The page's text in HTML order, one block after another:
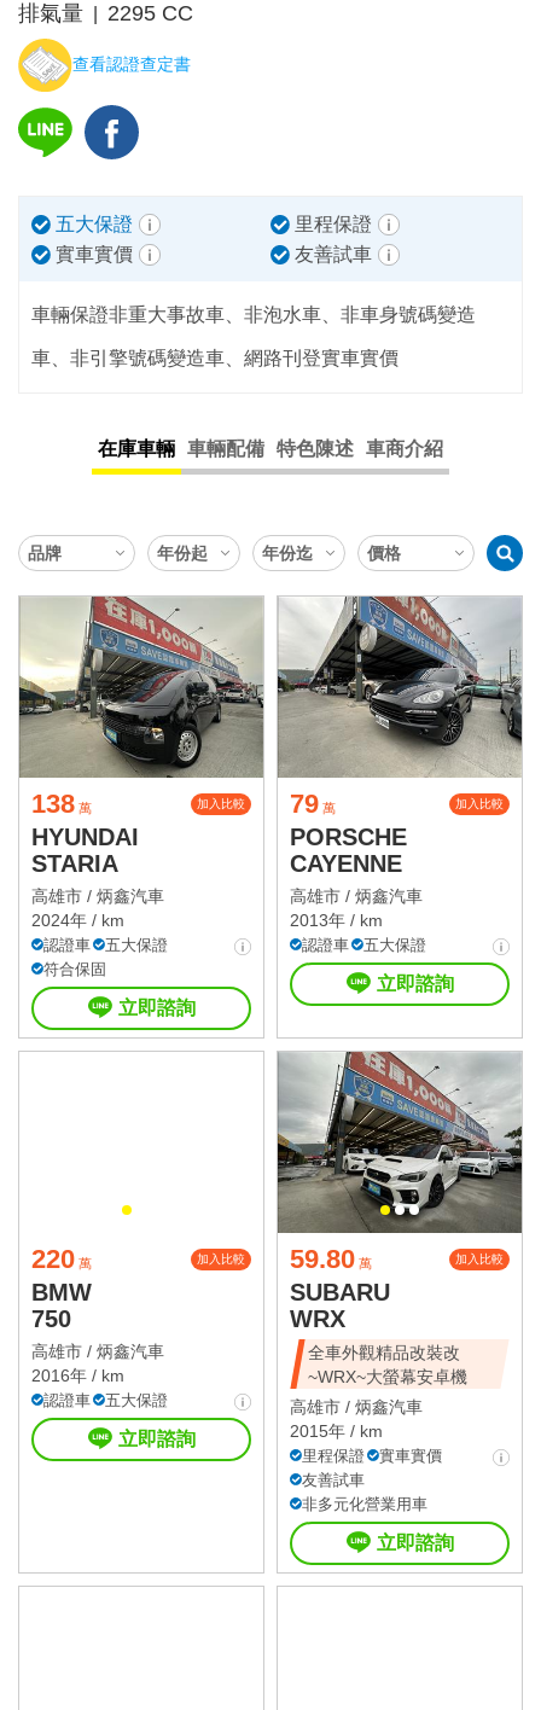
排氣量
2295 CC
查看認證查定書
五大保證
里程保證
實車實價
友善試車
車輛保證非重大事故車、非泡水車、非車身號碼變造
車、非引擎號碼變造車、網路刊登實車實價
在庫車輛 車輛配備 特色陳述 車商介紹
138 萬 加入比較
HYUNDAI
STARIA
高雄市 / 炳鑫汽車
2024年 / km
認證車
五大保證
符合保固
立即諮詢
79 萬 加入比較
PORSCHE
CAYENNE
高雄市 / 炳鑫汽車
2013年 / km
認證車 五大保證
立即諮詢
220 萬 加入比較
BMW
750
高雄市 / 炳鑫汽車
2016年 / km
認證車 五大保證
立即諮詢
59.80 萬 加入比較
SUBARU
WRX
全車外觀精品改裝改
~WRX~大螢幕安卓機
高雄市 / 炳鑫汽車
2015年 / km
里程保證
實車實價
友善試車
非多元化營業用車
立即諮詢